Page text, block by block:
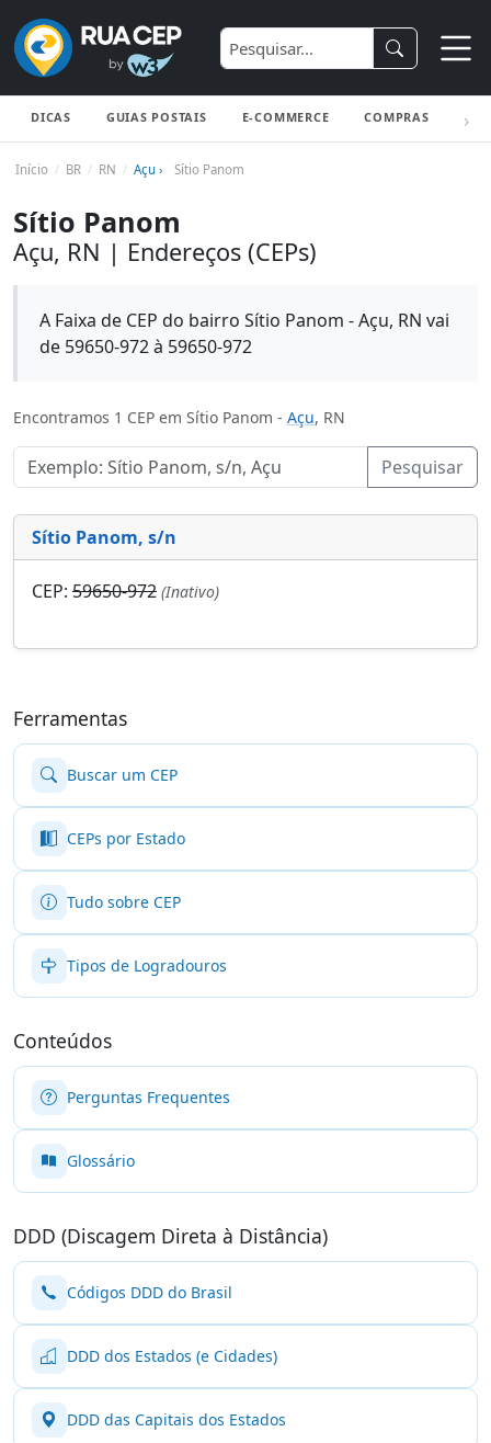
DICAS GUIAS POSTAIS E-COMMERCE COMPRAS
Início BR RN Açu › Sítio Panom
Sítio Panom
Açu, RN | Endereços (CEPs)
A Faixa de CEP do bairro Sítio Panom - Açu, RN vai
de 59650-972 à 59650-972
Encontramos 1 CEP em Sítio Panom - Açu, RN
Pesquisar
Sítio Panom, s/n
CEP: 59650-972 (Inativo)
Ferramentas
Buscar um CEP
CEPs por Estado
Tudo sobre CEP
Tipos de Logradouros
Conteúdos
Perguntas Frequentes
Glossário
DDD (Discagem Direta à Distância)
Códigos DDD do Brasil
DDD dos Estados (e Cidades)
DDD das Capitais dos Estados